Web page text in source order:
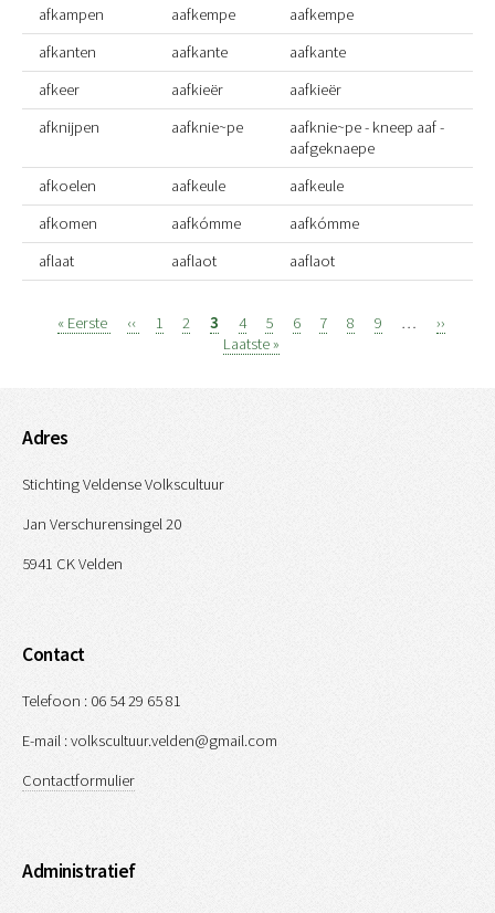
afkampen
aafkempe
aafkempe
afkanten
aafkante
aafkante
afkeer
aafkieër
aafkieër
afknijpen
aafknie~pe
aafknie~pe - kneep aaf -
aafgeknaepe
afkoelen
aafkeule
aafkeule
afkomen
aafkómme
aafkómme
aflaat
aaflaot aaflaot
Paginatie
Eerste
« Eerste
Vorige
‹‹ Page
1 Page
2 Page
3 Page
4 Page
5 Page
6 Page
7 Page
8 Page
9 … ››
Laatste »
Adres
Stichting Veldense Volkscultuur
Jan Verschurensingel 20
5941 CK Velden
Contact
Telefoon : 06 54 29 65 81
E-mail : volkscultuur.velden@gmail.com
Contactformulier
Administratief